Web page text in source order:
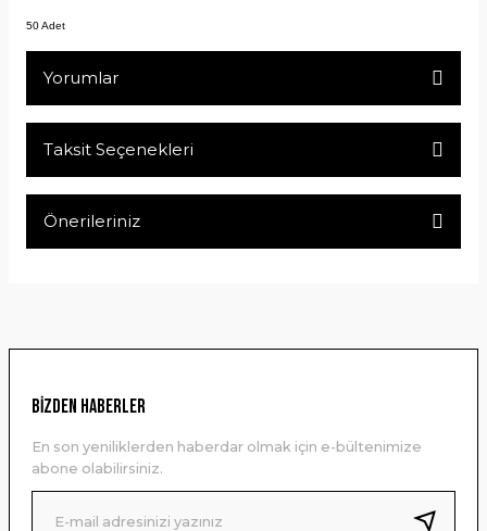
50 Adet
Yorumlar
Taksit Seçenekleri
Önerileriniz
Ürün resmi kalitesiz, bozuk veya görüntülenemiyor.
Ürün bilgilerinde hatalar bulunuyor.
Ürün fiyatı diğer sitelerden daha pahalı.
Bu ürüne benzer farklı alternatifler olmalı.
BİZDEN HABERLER
En son yeniliklerden haberdar olmak için e-bültenimize
abone olabilirsiniz.